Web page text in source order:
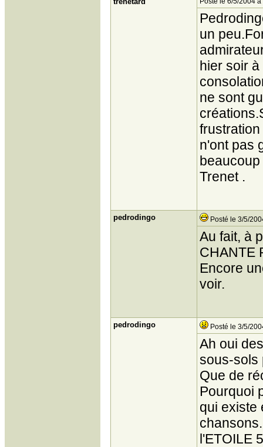
un
hier soir
ne sont
n'ont pas
Trenet .
pedrodingo Posté le 3/5/
Au fait, à
CHANTE
Encore
voir.
pedrodingo Posté le 3/5/
Ah oui
sous-sols
Que de
Pourquoi
qui existe
l'ETOILE